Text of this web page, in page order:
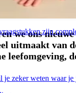
zijn
zeker weten waar je
we ons
uitmaakt van
leefomgeving,